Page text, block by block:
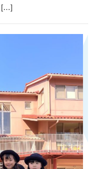
[…]